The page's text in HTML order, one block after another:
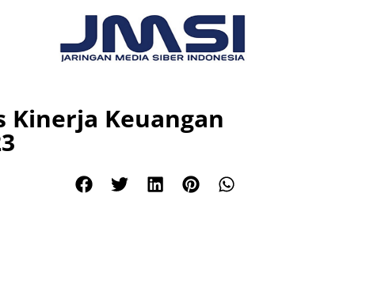
Keuangan